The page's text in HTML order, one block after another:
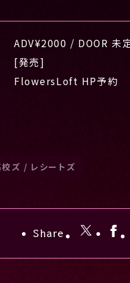
ADV¥2000 / DOOR 未
[発売]
FlowersLoft HP予約
校ズ / レシートズ
Share